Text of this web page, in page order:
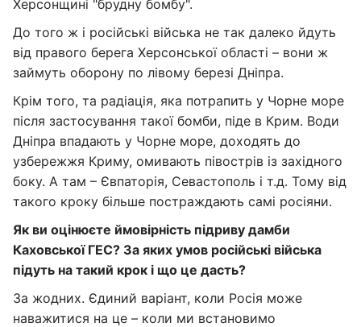
Херсонщині "брудну бомбу".
До того ж і російські війська не так далеко йдуть
від правого берега Херсонської області – вони ж
займуть оборону по лівому березі Дніпра.
Крім того, та радіація, яка потрапить у Чорне море
після застосування такої бомби, піде в Крим. Води
Дніпра впадають у Чорне море, доходять до
узбережжя Криму, омивають півострів із західного
боку. А там – Євпаторія, Севастополь і т.д. Тому від
такого кроку більше постраждають самі росіяни.
Як ви оцінюєте ймовірність підриву дамби
Каховської ГЕС? За яких умов російські війська
підуть на такий крок і що це дасть?
За жодних. Єдиний варіант, коли Росія може
наважитися на це – коли ми встановимо